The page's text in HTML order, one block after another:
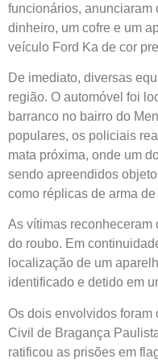
funcionários, anunciaram
dinheiro, um cofre e um
veículo Ford Ka de cor
De imediato, diversas
região. O automóvel foi
barranco no bairro do
populares, os policiais
mata próxima, onde um
sendo apreendidos
como réplicas de arma
As vítimas reconheceram
do roubo. Em
localização de um
identificado e detido em
Os dois envolvidos
Civil de Bragança
ratificou as prisões em